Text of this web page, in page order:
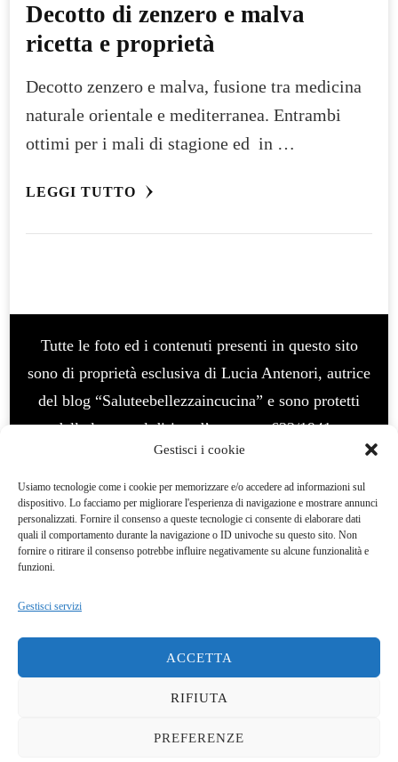
Gestisci i cookie
Usiamo tecnologie come i cookie per memorizzare e/o accedere ad informazioni sul
dispositivo. Lo facciamo per migliorare l'esperienza di navigazione e mostrare annunci
personalizzati. Fornire il consenso a queste tecnologie ci consente di elaborare dati
quali il comportamento durante la navigazione o ID univoche su questo sito. Non
fornire o ritirare il consenso potrebbe influire negativamente su alcune funzionalità e
funzioni.
Gestisci servizi
ACCETTA
RIFIUTA
PREFERENZE
Decotto di zenzero e malva
ricetta e proprietà
Decotto zenzero e malva, fusione tra medicina
naturale orientale e mediterranea. Entrambi
ottimi per i mali di stagione ed in …
LEGGI TUTTO
Tutte le foto ed i contenuti presenti in questo sito
sono di proprietà esclusiva di Lucia Antenori, autrice
del blog “Saluteebellezzaincucina” e sono protetti
dalla legge sul diritto d’autore n. 633/1941 e
successive modifiche. E’ vietato l’uso per fini
commerciali, vietata la modifica e manipolazione. La
violazione del diritto d’autore è un reato e
perseguibile legalmenteQuesto blog non rappresenta
una testata giornalistica. In quanto viene aggiornato
legge del 7/03/2001 Questo blog ha carattere
personale, non è mio intento infrangere alcun diritto
Yummy Recipe | Sviluppato da
. Powered byWordPress